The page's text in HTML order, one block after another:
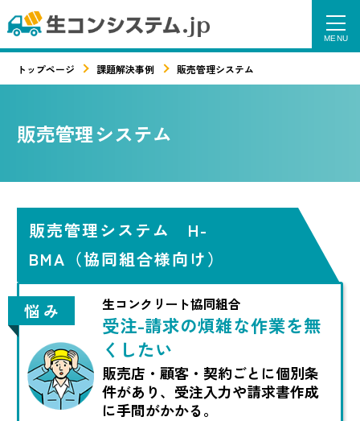
トップページ 課題解決事例 販売管理システム
販売管理システム
販売管理システム H-
BMA（協同組合様向け）
悩 み 生コンクリート協同組合
受注-請求の煩雑な作業を無
くしたい
販売店・顧客・契約ごとに個別条
件があり、受注入力や請求書作成
に手間がかかる。